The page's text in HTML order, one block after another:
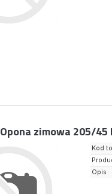
Opona zimowa 205/45
Kod
Opis